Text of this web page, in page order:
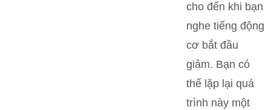
cho đến khi bạn
nghe tiếng động
cơ bắt đầu
giảm. Bạn có
thể lặp lại quá
trình này một